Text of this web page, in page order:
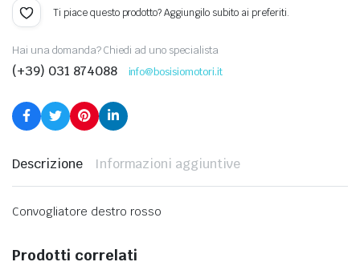
Ti piace questo prodotto? Aggiungilo subito ai preferiti.
Hai una domanda? Chiedi ad uno specialista
(+39) 031 874088 info@bosisiomotori.it
Descrizione Informazioni aggiuntive
Convogliatore destro rosso
Prodotti correlati